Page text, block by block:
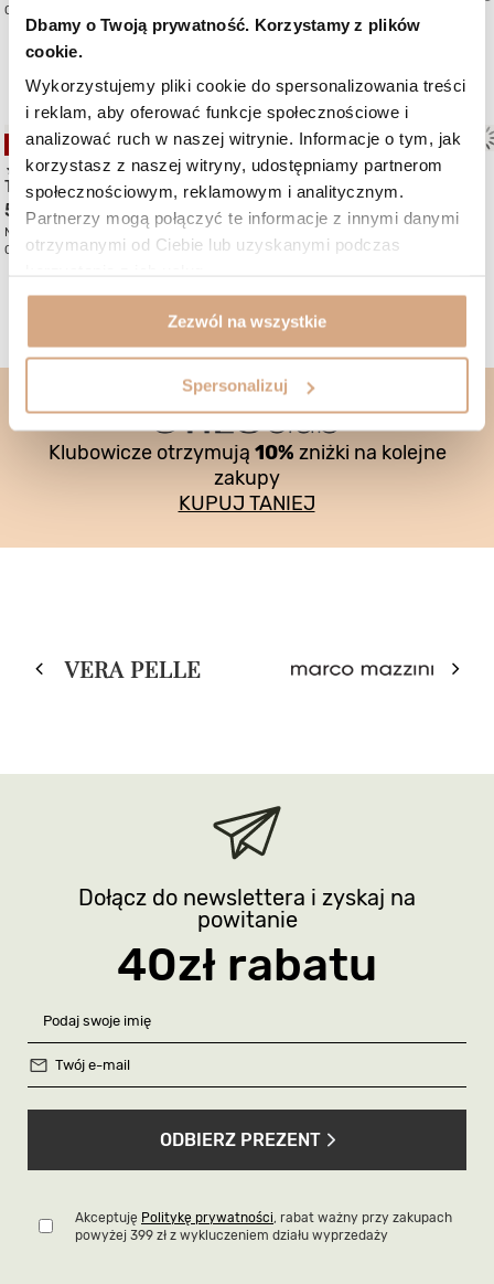
Dbamy o Twoją prywatność. Korzystamy z plików
cookie.
Wykorzystujemy pliki cookie do spersonalizowania treści
i reklam, aby oferować funkcje społecznościowe i
analizować ruch w naszej witrynie. Informacje o tym, jak
korzystasz z naszej witryny, udostępniamy partnerom
społecznościowym, reklamowym i analitycznym.
Partnerzy mogą połączyć te informacje z innymi danymi
otrzymanymi od Ciebie lub uzyskanymi podczas
Zezwól na wszystkie
Spersonalizuj
Cena regularna:
Mogą Ci się spodobać:
OKAZJA
(1)
Torebka skórzana zamszowa
549 zł
Najniższa cena:549 zł
0%
Cena regularna: 689 zł -20%
NOWOŚĆ
Duża torebka na
669 zł
Klubowicze otrzymują 10% zniżki na kolejne
zakupy
KUPUJ TANIEJ
Dołącz do newslettera i zyskaj na
powitanie
40zł rabatu
ODBIERZ PREZENT
Akceptuję Politykę prywatności, rabat ważny przy zakupach
powyżej 399 zł z wykluczeniem działu wyprzedaży